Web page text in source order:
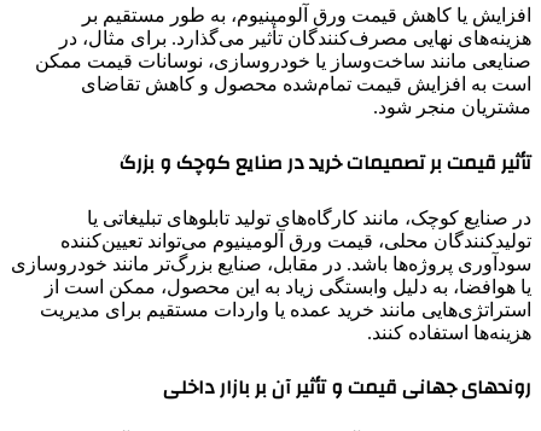
افزایش یا کاهش قیمت ورق آلومینیوم، به طور مستقیم بر
هزینه‌های نهایی مصرف‌کنندگان تأثیر می‌گذارد. برای مثال، در
صنایعی مانند ساخت‌وساز یا خودروسازی، نوسانات قیمت ممکن
است به افزایش قیمت تمام‌شده محصول و کاهش تقاضای
مشتریان منجر شود.
تأثیر قیمت بر تصمیمات خرید در صنایع کوچک و بزرگ
در صنایع کوچک، مانند کارگاه‌های تولید تابلوهای تبلیغاتی یا
تولیدکنندگان محلی، قیمت ورق آلومینیوم می‌تواند تعیین‌کننده
سودآوری پروژه‌ها باشد. در مقابل، صنایع بزرگ‌تر مانند خودروسازی
یا هوافضا، به دلیل وابستگی زیاد به این محصول، ممکن است از
استراتژی‌هایی مانند خرید عمده یا واردات مستقیم برای مدیریت
هزینه‌ها استفاده کنند.
روندهای جهانی قیمت و تأثیر آن بر بازار داخلی